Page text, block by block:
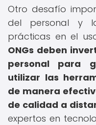
Otro desafío
del personal y
prácticas en el
ONGs deben
personal para
utilizar las
de manera
de calidad a
expertos en